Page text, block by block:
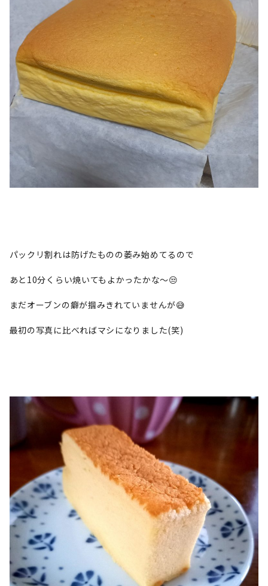
パックリ割れは防げたものの萎み始めてるので
あと10分くらい焼いてもよかったかな～😒
まだオーブンの癖が掴みきれていませんが😅
最初の写真に比べればマシになりました(笑)